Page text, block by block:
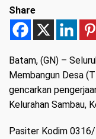
Share
Batam, (GN) –
Membangun Desa
gencarkan
Kelurahan Sambau,
Pasiter Kodim